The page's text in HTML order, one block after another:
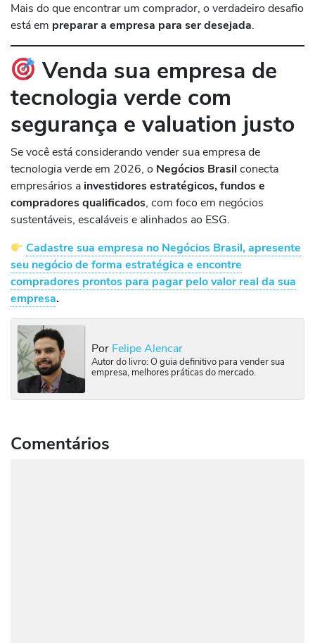
Mais do que encontrar um comprador, o verdadeiro desafio
está em preparar a empresa para ser desejada.
Venda sua empresa de
tecnologia verde com
segurança e valuation justo
Se você está considerando vender sua empresa de
tecnologia verde em 2026, o Negócios Brasil conecta
empresários a investidores estratégicos, fundos e
compradores qualificados, com foco em negócios
sustentáveis, escaláveis e alinhados ao ESG.
Cadastre sua empresa no Negócios Brasil, apresente
seu negócio de forma estratégica e encontre
compradores prontos para pagar pelo valor real da sua
empresa.
Por Felipe Alencar
Autor do livro: O guia definitivo para vender sua
empresa, melhores práticas do mercado.
Comentários